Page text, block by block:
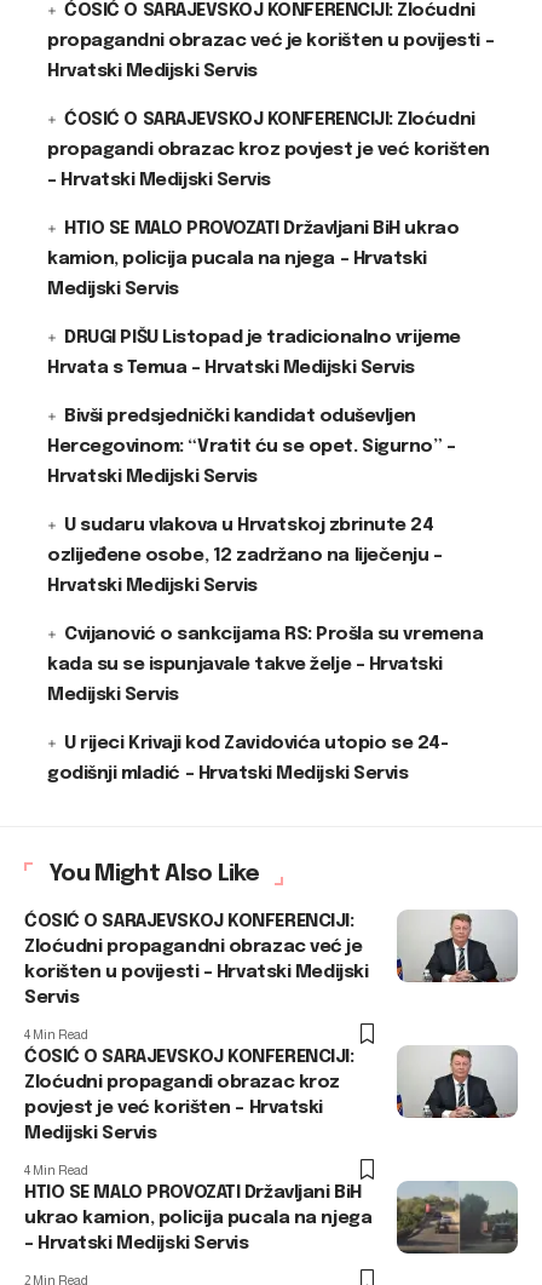
ĆOSIĆ O SARAJEVSKOJ KONFERENCIJI: Zloćudni
propagandni obrazac već je korišten u povijesti –
Hrvatski Medijski Servis
ĆOSIĆ O SARAJEVSKOJ KONFERENCIJI: Zloćudni
propagandi obrazac kroz povjest je već korišten
– Hrvatski Medijski Servis
HTIO SE MALO PROVOZATI Državljani BiH ukrao
kamion, policija pucala na njega – Hrvatski
Medijski Servis
DRUGI PIŠU Listopad je tradicionalno vrijeme
Hrvata s Temua – Hrvatski Medijski Servis
Bivši predsjednički kandidat oduševljen
Hercegovinom: “Vratit ću se opet. Sigurno” –
Hrvatski Medijski Servis
U sudaru vlakova u Hrvatskoj zbrinute 24
ozlijeđene osobe, 12 zadržano na liječenju –
Hrvatski Medijski Servis
Cvijanović o sankcijama RS: Prošla su vremena
kada su se ispunjavale takve želje – Hrvatski
Medijski Servis
U rijeci Krivaji kod Zavidovića utopio se 24-
godišnji mladić – Hrvatski Medijski Servis
You Might Also Like
ĆOSIĆ O SARAJEVSKOJ KONFERENCIJI:
Zloćudni propagandni obrazac već je
korišten u povijesti – Hrvatski Medijski
Servis
4 Min Read
ĆOSIĆ O SARAJEVSKOJ KONFERENCIJI:
Zloćudni propagandi obrazac kroz
povjest je već korišten – Hrvatski
Medijski Servis
4 Min Read
HTIO SE MALO PROVOZATI Državljani BiH
ukrao kamion, policija pucala na njega
– Hrvatski Medijski Servis
2 Min Read